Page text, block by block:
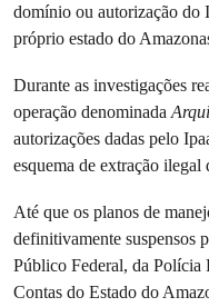
domínio ou autorização do
próprio estado do
Durante as investigações
operação denominada
autorizações dadas pelo
esquema de extração
Até que os planos de
definitivamente suspensos
Público Federal, da
Contas do Estado do